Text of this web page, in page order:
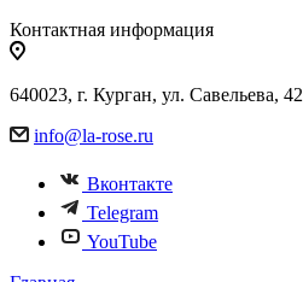
Контактная информация
640023, г. Курган, ул. Савельева, 42
info@la-rose.ru
Вконтакте
Telegram
YouTube